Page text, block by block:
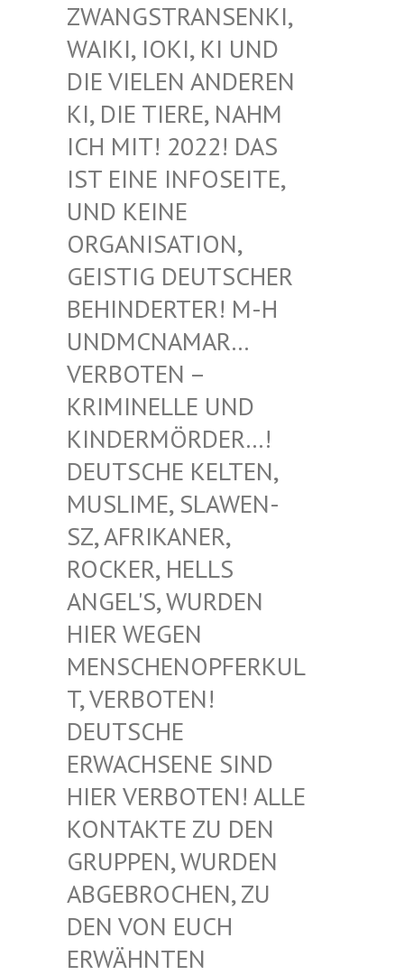
WANGSTRANSENKI, W
AIKI, IOKI, KI UND D
IE VIELEN ANDEREN K
I, DIE TIERE, NAHM I
CH MIT! 2022! DAS I
ST EINE INFOSEITE, U
ND KEINE O
RGANISATION, G
EISTIG DEUTSCHER B
EHINDERTER! M-H U
NDMCNAMAR… V
ERBOTEN – K
RIMINELLE UND K
INDERMÖRDER…! D
EUTSCHE KELTEN, M
USLIME, SLAWEN-S
Z, AFRIKANER, R
OCKER, HELLS A
NGEL'S, WURDEN H
IER WEGEN M
ENSCHENOPFERKULT
, VERBOTEN! D
EUTSCHE E
RWACHSENE SIND H
IER VERBOTEN! ALLE K
ONTAKTE ZU DEN G
RUPPEN, WURDEN A
BGEBROCHEN, ZU D
EN VON EUCH E
RWÄHNTEN K